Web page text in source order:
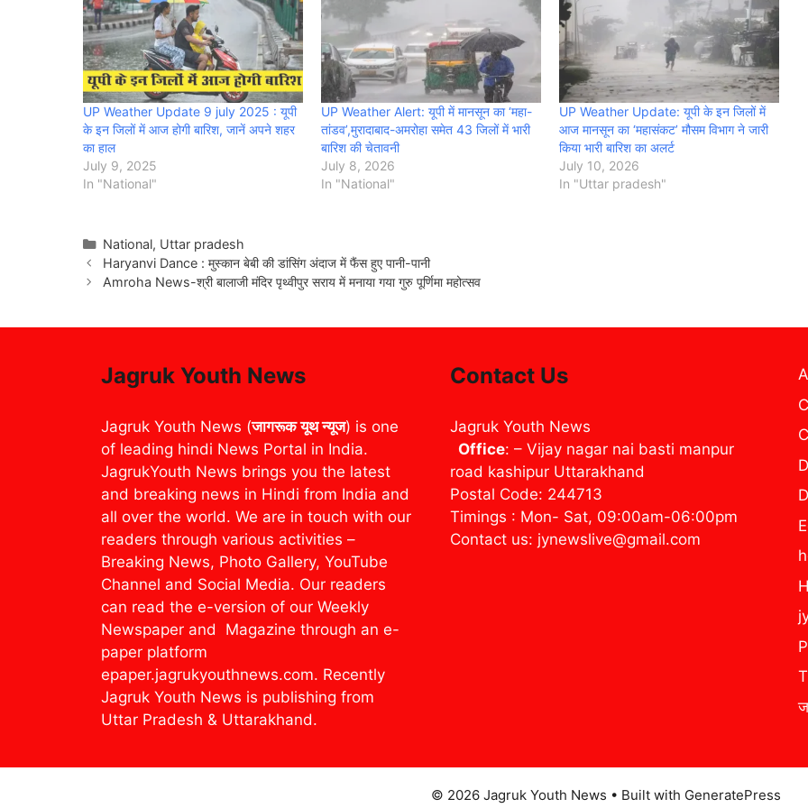
UP Weather Update 9 july 2025 : यूपी
के इन जिलों में आज होगी बारिश, जानें अपने शहर
का हाल
July 9, 2025
In "National"
UP Weather Alert: यूपी में मानसून का ‘महा-
तांडव’,मुरादाबाद-अमरोहा समेत 43 जिलों में भारी
बारिश की चेतावनी
July 8, 2026
In "National"
UP Weather Update: यूपी के इन जिलों में
आज मानसून का ‘महासंकट’ मौसम विभाग ने जारी
किया भारी बारिश का अलर्ट
July 10, 2026
In "Uttar pradesh"
Categories
National, Uttar pradesh
Haryanvi Dance : मुस्कान बेबी की डांसिंग अंदाज में फैंस हुए पानी-पानी
Amroha News-श्री बालाजी मंदिर पृथ्वीपुर सराय में मनाया गया गुरु पूर्णिमा महोत्सव
Jagruk Youth News
Jagruk Youth News (जागरूक यूथ न्यूज) is one
of leading hindi News Portal in India.
JagrukYouth News brings you the latest
and breaking news in Hindi from India and
all over the world. We are in touch with our
readers through various activities –
Breaking News, Photo Gallery, YouTube
Channel and Social Media. Our readers
can read the e-version of our Weekly
Newspaper and Magazine through an e-
paper platform
epaper.jagrukyouthnews.com. Recently
Jagruk Youth News is publishing from
Uttar Pradesh & Uttarakhand.
Contact Us
Jagruk Youth News
Office: – Vijay nagar nai basti manpur
road kashipur Uttarakhand
Postal Code: 244713
Timings : Mon- Sat, 09:00am-06:00pm
Contact us: jynewslive@gmail.com
© 2026 Jagruk Youth News • Built with GeneratePress